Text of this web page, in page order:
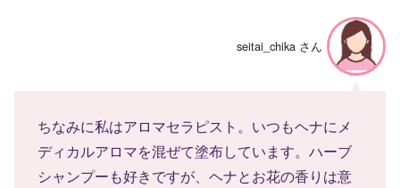
seitai_chika さん
ちなみに私はアロマセラピスト。いつもヘナにメ
ディカルアロマを混ぜて塗布しています。ハーブ
シャンプーも好きですが、ヘナとお花の香りは意